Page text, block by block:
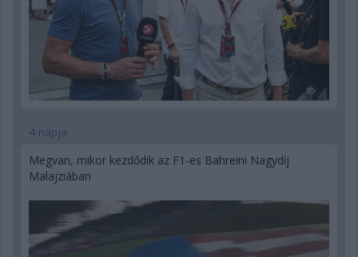
4 napja
Megvan, mikor kezdődik az F1-es Bahreini Nagydíj
Malajziában